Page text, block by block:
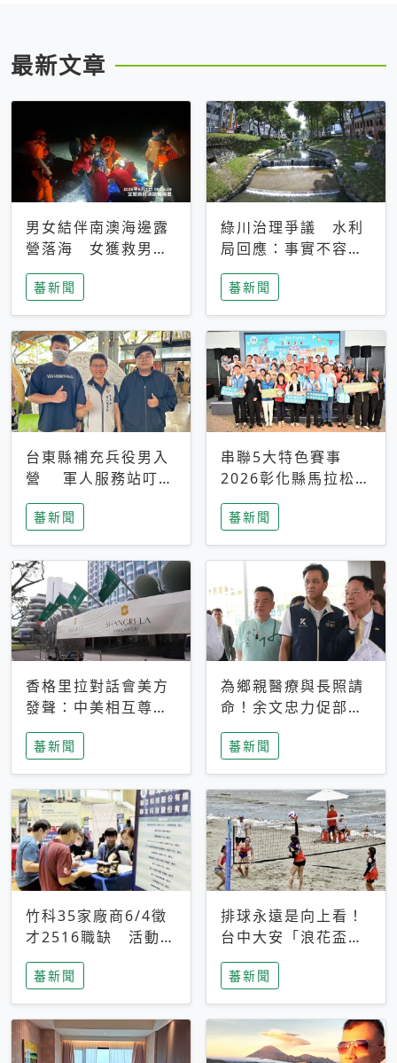
最新文章
男女結伴南澳海邊露
營落海 女獲救男仍
搜救中
蕃新聞
綠川治理爭議 水利
局回應：事實不容被
選擇性解讀
蕃新聞
台東縣補充兵役男入
營 軍人服務站叮嚀
及歡送
蕃新聞
串聯5大特色賽事
2026彰化縣馬拉松嘉
年華啟動
蕃新聞
香格里拉對話會美方
發聲：中美相互尊
重、良性溝通事關全
球和平穩定
蕃新聞
為鄉親醫療與長照請
命！余文忠力促部苗
升格「台大苗栗分
院」
蕃新聞
竹科35家廠商6/4徵
才2516職缺 活動當
天完成面試2家廠商
即可參加抽獎
蕃新聞
排球永遠是向上看！
台中大安「浪花盃」
沙排賽今日起跑 烈
日、海風、餐車派對
引爆海線初夏
蕃新聞